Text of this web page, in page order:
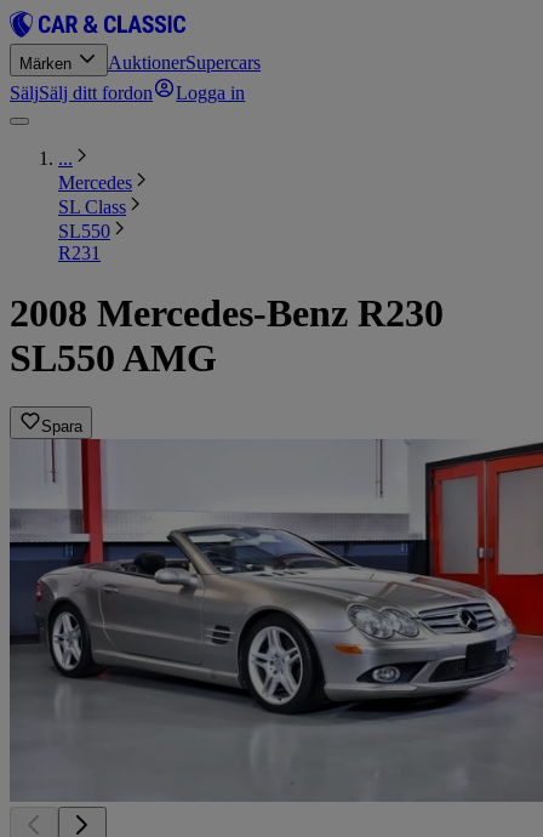
Märken AuktionerSupercars
SäljSälj ditt fordon Logga in
...
Mercedes
SL Class
SL550
R231
2008 Mercedes-Benz R230
SL550 AMG
Spara